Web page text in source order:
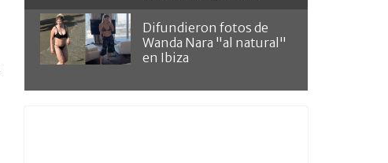
Difundieron fotos de
Wanda Nara "al natural"
en Ibiza